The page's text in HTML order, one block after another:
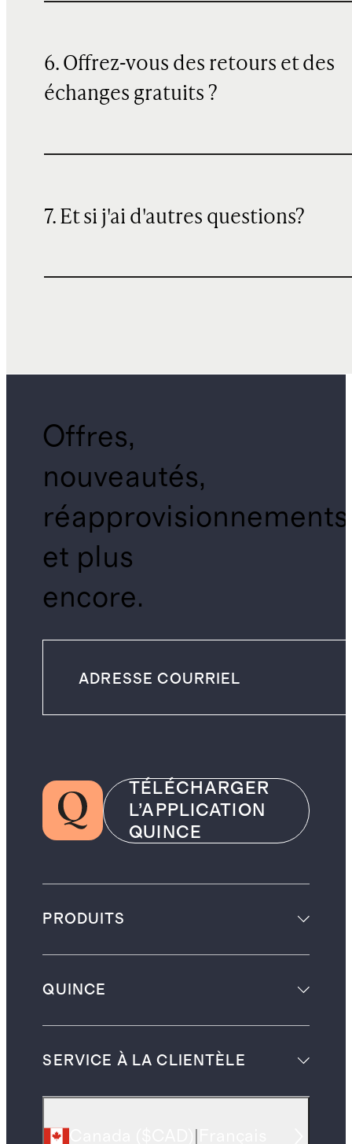
6. Offrez-vous des retours et des
échanges gratuits ?
7. Et si j'ai d'autres questions?
Offres,
nouveautés,
réapprovisionnements
et plus
encore.
TÉLÉCHARGER
L’APPLICATION
QUINCE
PRODUITS
QUINCE
SERVICE À LA CLIENTÈLE